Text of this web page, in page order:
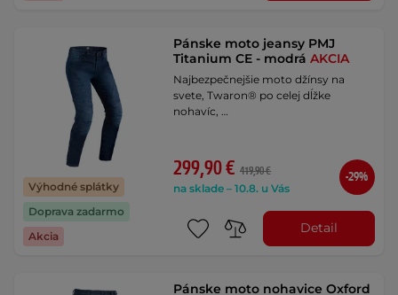
Výhodné splátky
Doprava zadarmo
Akcia
Pánske moto jeansy PMJ
Titanium CE - modráAKCIA
Najbezpečnejšie moto džínsy na
svete, Twaron® po celej dĺžke
nohavíc, …
299,90 € 419,90 €
na sklade – 10.8. u Vás
-29%
Detail
Pánske moto nohavice Oxford